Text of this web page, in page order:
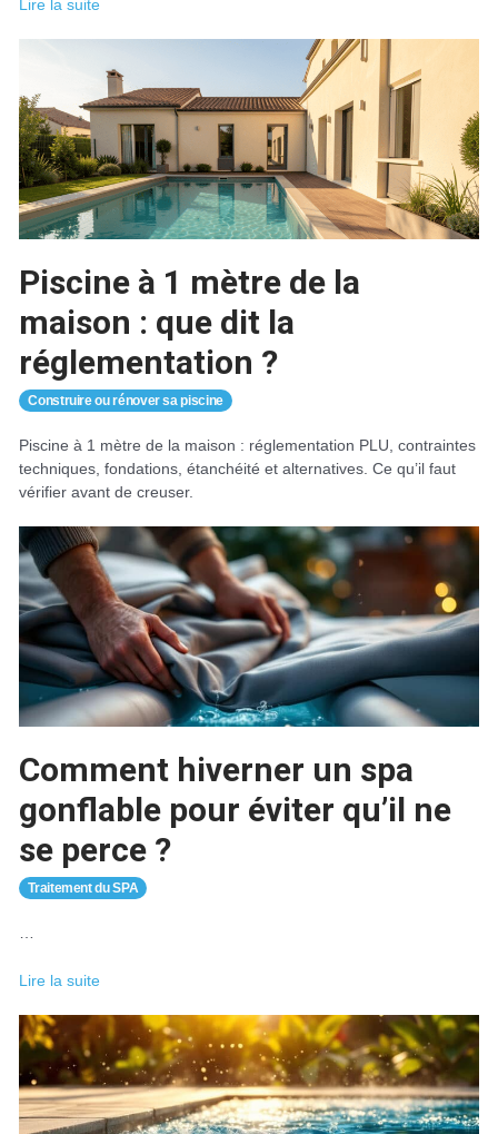
Robot
:
guide
complet
et
comparatif
Lire la suite
Piscine à 1 mètre de la
maison : que dit la
réglementation ?
Construire ou rénover sa piscine
Piscine à 1 mètre de la maison : réglementation PLU, contraintes
techniques, fondations, étanchéité et alternatives. Ce qu’il faut
vérifier avant de creuser.
Comment hiverner un spa
gonflable pour éviter qu’il ne
se perce ?
Traitement du SPA
Comment
un
spa
gonflable
pour
éviter
Lire la suite